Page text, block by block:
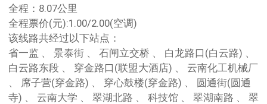
全程：8.07公里
全程票价(元):1.00/2.00(空调)
该线路共经过以下站点：
省一监 、 景泰街 、 石闸立交桥 、 白龙路口(白云路) 、
白云路东段 、 穿金路口(联盟大酒店) 、 云南化工机械厂
、 席子营(穿金路) 、 穿心鼓楼(穿金路) 、 圆通街(圆通
寺) 、 云南大学 、 翠湖北路 、 科技馆 、 翠湖南路 、 翠